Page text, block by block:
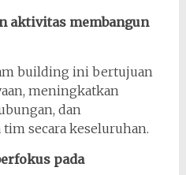
aktivitas membangun
building ini bertujuan
meningkatkan
dan
secara keseluruhan.
pada